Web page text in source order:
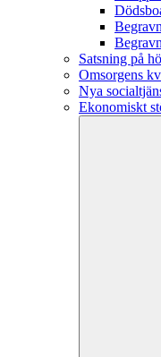
Satsning på
Omsorgens
Nya
Ekonomiskt